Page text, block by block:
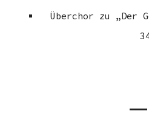
Überchor zu „Der